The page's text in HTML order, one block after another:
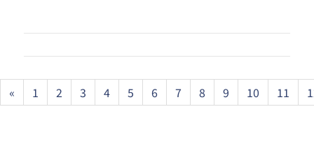
« Previous
1 2 3 4 5 6 7 8 9 10 11